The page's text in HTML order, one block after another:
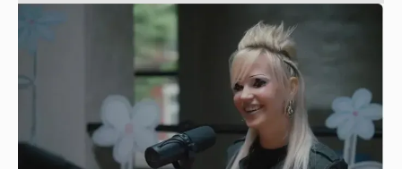
Певица Глюкоза рассказала о съёмках для
эротического журнала
3